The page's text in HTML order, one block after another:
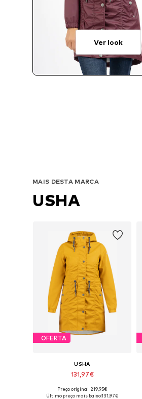
Ver look
MAIS DESTA MARCA
USHA
OFERTA
USHA
131,97€
Preço original: 219,95€
Último preço mais baixo:131,97€